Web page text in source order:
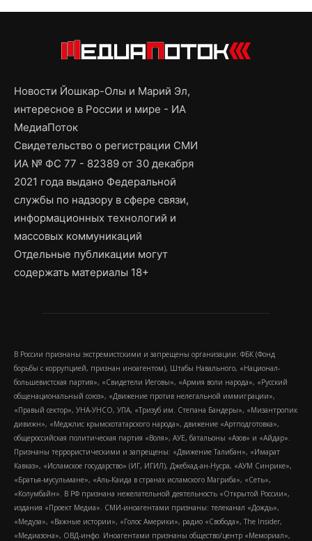
Новости Йошкар-Олы и Марий Эл,
интересное в России и мире - ИА
МедиаПоток
Свидетельство о регистрации СМИ
ИА № ФС 77 - 82389 от 30 декабря
2021 года выдано Федеральной
службы по надзору в сфере связи,
информационных технологий и
массовых коммуникаций
Отдельные публикации могут
содержать материалы 18+
В России признаны экстремистскими и запрещены организации: ФБК (Фонд
борьбы с коррупцией, признан иноагентом), Штабы Навального, «Национал-
большевистская партия», «Свидетели Иеговы», «Армия воли народа», «Русский
общенациональный союз», «Движение против нелегальной иммиграции»,
«Правый сектор», УНА-УНСО, УПА, «Тризуб им. Степана Бандеры», «Мизантропик
дивижн», «Меджлис крымскотатарского народа», движение «Артподготовка»,
общероссийская политическая партия «Воля», АУЕ, батальоны «Азов» и «Айдар».
Признаны террористическими и запрещены: «Движение Талибан», «Имарат
Кавказ», «Исламское государство» (ИГ, ИГИЛ), Джебхад-ан-Нусра, «АУМ Синрике»,
«Братья-мусульмане», «Аль-Каида в странах исламского Магриба», «Сеть»,
«Колумбайн». В РФ признана нежелательной деятельность «Открытой России»,
издания «Проект Медиа». СМИ-иноагентами признаны: телеканал «Дождь»,
«Медуза», «Важные истории», «Голос Америки», радио «Свобода», The Insider,
«Медиазона», ОВД-инфо. Иноагентами признаны общество/центр «Мемориал»,